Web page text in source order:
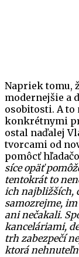
Napriek tomu,
modernejšie a
osobitosti. A
konkrétnymi
ostal naďalej
tvorcami od
pomôcť
síce opäť
tentokrát to
ich najbližších,
samozrejme,
ani nečakali.
kanceláriami,
trh zabezpečí
ktorá